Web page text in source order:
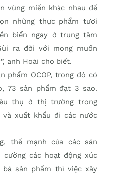
vùng miền khác nhau để
những thực phẩm tươi
biển ngay ở trung tâm
ra đời với mong muốn
anh Hoài cho biết.
phẩm OCOP, trong đó có
73 sản phẩm đạt 3 sao.
thụ ở thị trường trong
xuất khẩu đi các nước
thế mạnh của các sản
cường các hoạt động xúc
sản phẩm thì việc xây